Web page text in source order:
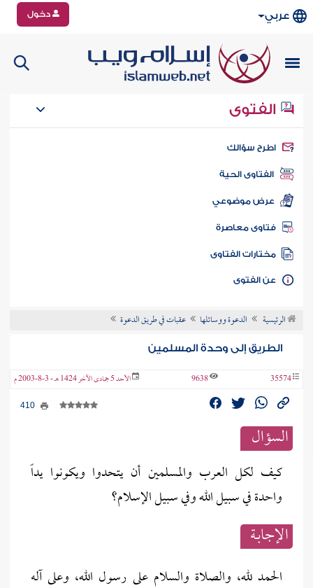
عربي دخول
الفتوى
سؤالك
الفتاوى الحية
عرض موضوعي
فتاوى معاصرة
مختارات الفتاوى
الفتوى
الرئيسية الدعوة ووسائلها عقبات في طريق الدعوة
الطريق إلى وحدة المسلمين
35574
9638 الأحد 5 جمادى الآخر 1424 هـ - 3-8-2003 م
السؤال
كيف لكل العرب والمسلمين أن يتحدوا ويكونوا يداً
واحدة في سبيل الله وفي سبيل الإسلام؟
الإجابــة
الحمد لله، والصلاة والسلام على رسول الله، وعلى آله